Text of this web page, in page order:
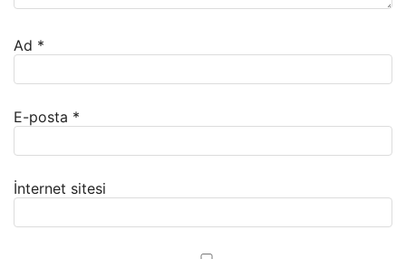
Ad *
E-posta *
İnternet sitesi